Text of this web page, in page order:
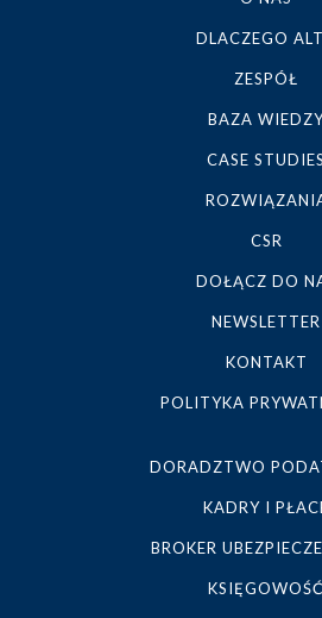
DLACZEGO
ZESPÓŁ
BAZA
CASE STUDIES
CSR
DOŁĄCZ DO
NEWSLETTER
KONTAKT
POLITYKA
DORADZTWO
KADRY I
BROKER
KSIĘGOWOŚĆ